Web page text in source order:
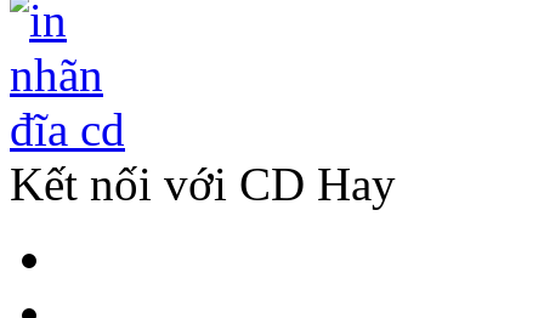
Kết nối với CD Hay